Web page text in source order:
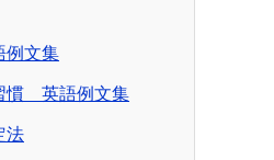
文集
慣 英語例文集
法